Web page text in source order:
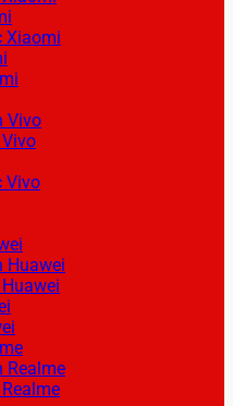
Xiaomi
Vivo
Vivo
Huawei
Realme